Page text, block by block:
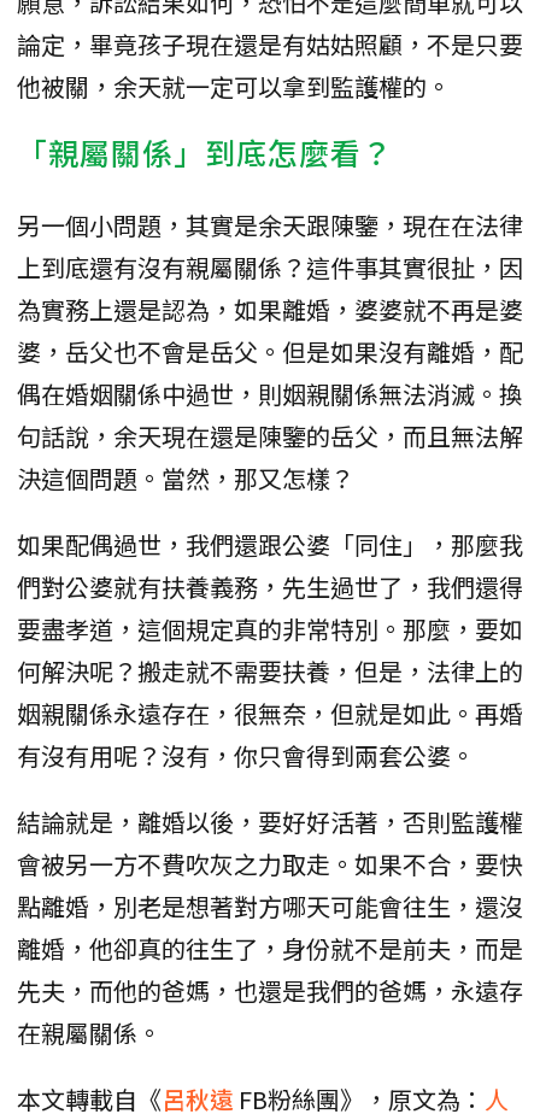
論定，畢竟孩子現在還是有姑姑照顧，不是只要
他被關，余天就一定可以拿到監護權的。
「親屬關係」到底怎麼看？
另一個小問題，其實是余天跟陳鑒，現在在法律
上到底還有沒有親屬關係？這件事其實很扯，因
為實務上還是認為，如果離婚，婆婆就不再是婆
婆，岳父也不會是岳父。但是如果沒有離婚，配
偶在婚姻關係中過世，則姻親關係無法消滅。換
句話說，余天現在還是陳鑒的岳父，而且無法解
決這個問題。當然，那又怎樣？
如果配偶過世，我們還跟公婆「同住」，那麼我
們對公婆就有扶養義務，先生過世了，我們還得
要盡孝道，這個規定真的非常特別。那麼，要如
何解決呢？搬走就不需要扶養，但是，法律上的
姻親關係永遠存在，很無奈，但就是如此。再婚
有沒有用呢？沒有，你只會得到兩套公婆。
結論就是，離婚以後，要好好活著，否則監護權
會被另一方不費吹灰之力取走。如果不合，要快
點離婚，別老是想著對方哪天可能會往生，還沒
離婚，他卻真的往生了，身份就不是前夫，而是
先夫，而他的爸媽，也還是我們的爸媽，永遠存
在親屬關係。
本文轉載自《呂秋遠 FB粉絲團》，原文為： 人